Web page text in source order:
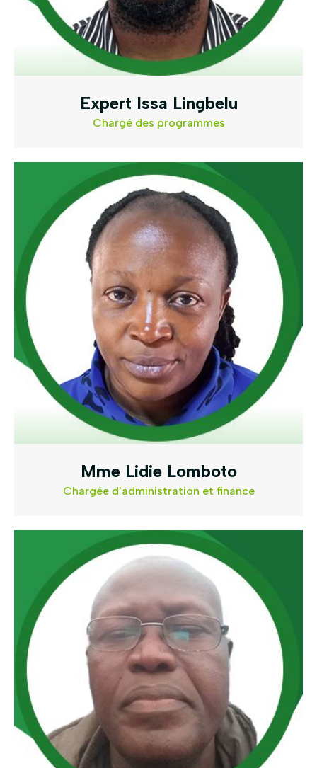
Expert Issa Lingbelu
Chargé des programmes
Mme Lidie Lomboto
Chargée d'administration et finance